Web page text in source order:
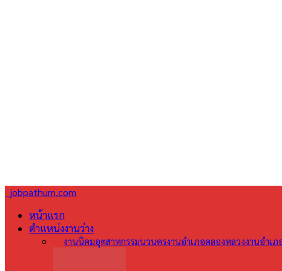
jobpathum.com
หน้าแรก
ตำแหน่งงานว่าง
งานนิคมอุตสาหกรรมนวนครงานอำเภอคลองหลวงงานอำเ